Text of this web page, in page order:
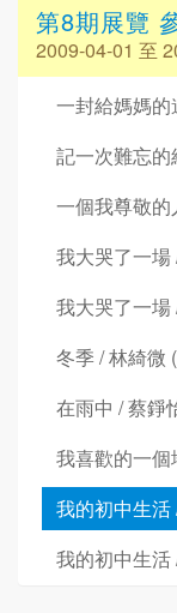
第8期展覽
2009-04-01 至
一封給媽媽的
記一次難忘的
一個我尊敬的
我大哭了一場
我大哭了一場
冬季 / 林綺微
在雨中 / 蔡錚
我喜歡的一個
我的初中生活
我的初中生活